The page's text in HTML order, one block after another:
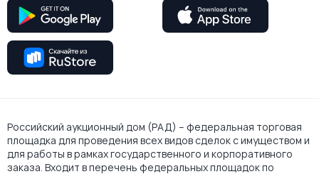
Российский аукционный дом (РАД) – федеральная торговая
площадка для проведения всех видов сделок с имуществом и
для работы в рамках государственного и корпоративного
заказа. Входит в перечень федеральных площадок по